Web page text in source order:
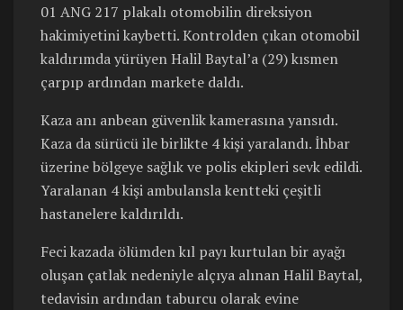
01 ANG 217 plakalı otomobilin direksiyon
hakimiyetini kaybetti. Kontrolden çıkan otomobil
kaldırımda yürüyen Halil Baytal’a (29) kısmen
çarpıp ardından markete daldı.
Kaza anı anbean güvenlik kamerasına yansıdı.
Kaza da sürücü ile birlikte 4 kişi yaralandı. İhbar
üzerine bölgeye sağlık ve polis ekipleri sevk edildi.
Yaralanan 4 kişi ambulansla kentteki çeşitli
hastanelere kaldırıldı.
Feci kazada ölümden kıl payı kurtulan bir ayağı
oluşan çatlak nedeniyle alçıya alınan Halil Baytal,
tedavisin ardından taburcu olarak evine